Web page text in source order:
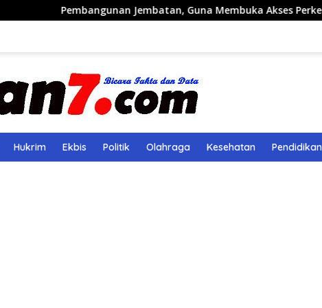
Jembatan, Guna Membuka Akses Perkebunan dan Ekonomi
Hukrim Ekbis Politik Olahraga Kesehatan Pendidikan